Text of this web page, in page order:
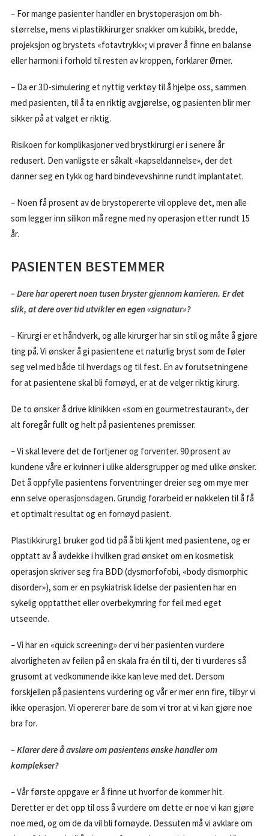
– For mange pasienter handler en brystoperasjon om bh-
størrelse, mens vi plastikkirurger snakker om kubikk, bredde,
projeksjon og brystets «fotavtrykk»; vi prøver å finne en balanse
eller harmoni i forhold til resten av kroppen, forklarer Ørner.
– Da er 3D-simulering et nyttig verktøy til å hjelpe oss, sammen
med pasienten, til å ta en riktig avgjørelse, og pasienten blir mer
sikker på at valget er riktig.
Risikoen for komplikasjoner ved brystkirurgi er i senere år
redusert. Den vanligste er såkalt «kapseldannelse», der det
danner seg en tykk og hard bindevevshinne rundt implantatet.
– Noen få prosent av de brystopererte vil oppleve det, men alle
som legger inn silikon må regne med ny operasjon etter rundt 15
år.
PASIENTEN BESTEMMER
– Dere har operert noen tusen bryster gjennom karrieren. Er det
slik, at dere over tid utvikler en egen «signatur»?
– Kirurgi er et håndverk, og alle kirurger har sin stil og måte å gjøre
ting på. Vi ønsker å gi pasientene et naturlig bryst som de føler
seg vel med både til hverdags og til fest. En av forutsetningene
for at pasientene skal bli fornøyd, er at de velger riktig kirurg.
De to ønsker å drive klinikken «som en gourmetrestaurant», der
alt foregår fullt og helt på pasientenes premisser.
– Vi skal levere det de fortjener og forventer. 90 prosent av
kundene våre er kvinner i ulike aldersgrupper og med ulike ønsker.
Det å oppfylle pasientens forventninger dreier seg om mye mer
enn selve operasjonsdagen. Grundig forarbeid er nøkkelen til å få
et optimalt resultat og en fornøyd pasient.
Plastikkirurg1 bruker god tid på å bli kjent med pasientene, og er
opptatt av å avdekke i hvilken grad ønsket om en kosmetisk
operasjon skriver seg fra BDD (dysmorfofobi, «body dismorphic
disorder»), som er en psykiatrisk lidelse der pasienten har en
sykelig opptatthet eller overbekymring for feil med eget
utseende.
– Vi har en «quick screening» der vi ber pasienten vurdere
alvorligheten av feilen på en skala fra én til ti, der ti vurderes så
grusomt at vedkommende ikke kan leve med det. Dersom
forskjellen på pasientens vurdering og vår er mer enn fire, tilbyr vi
ikke operasjon. Vi opererer bare de som vi tror at vi kan gjøre noe
bra for.
– Klarer dere å avsløre om pasientens ønske handler om
komplekser?
– Vår første oppgave er å finne ut hvorfor de kommer hit.
Deretter er det opp til oss å vurdere om dette er noe vi kan gjøre
noe med, og om de da vil bli fornøyde. Dessuten må vi avklare om